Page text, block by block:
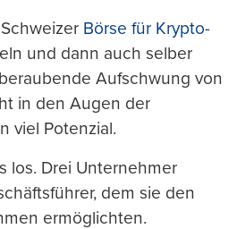
Börse für Krypto-
und dann auch selber
Aufschwung von
in den Augen der
viel Potenzial.
los. Drei Unternehmer
dem sie den
ermöglichten.